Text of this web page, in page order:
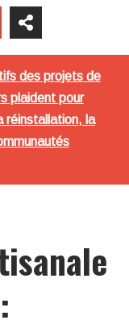
des projets de
plaident pour
réinstallation, la